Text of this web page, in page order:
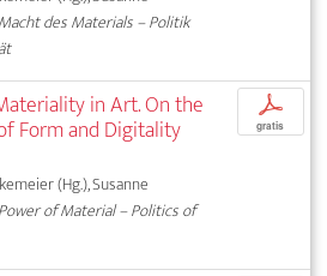
Macht des Materials – Politik
in Art. On the
Form and Digitality
(Hg.), Susanne
Power of Material – Politics of
p
gratis